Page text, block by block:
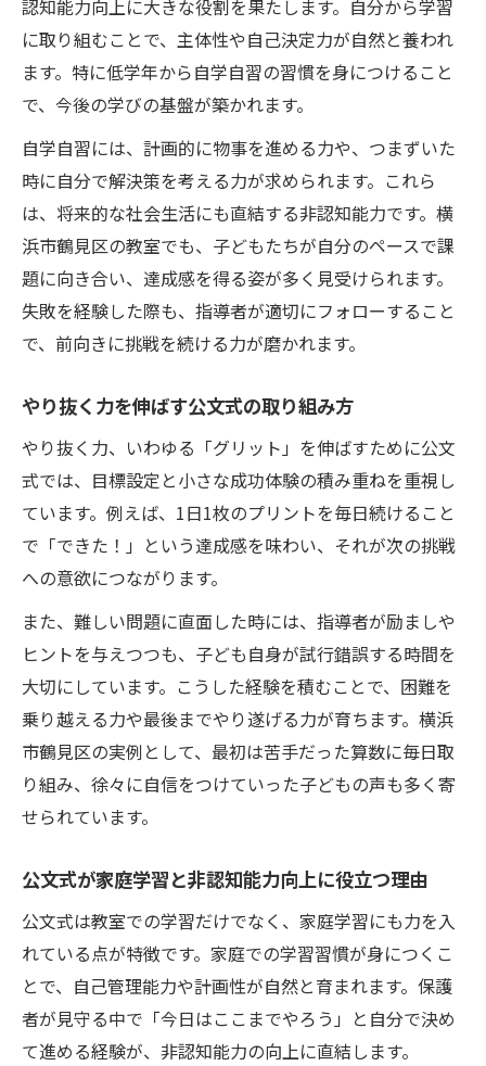
認知能力向上に大きな役割を果たします。自分から学習
に取り組むことで、主体性や自己決定力が自然と養われ
ます。特に低学年から自学自習の習慣を身につけること
で、今後の学びの基盤が築かれます。
自学自習には、計画的に物事を進める力や、つまずいた
時に自分で解決策を考える力が求められます。これら
は、将来的な社会生活にも直結する非認知能力です。横
浜市鶴見区の教室でも、子どもたちが自分のペースで課
題に向き合い、達成感を得る姿が多く見受けられます。
失敗を経験した際も、指導者が適切にフォローすること
で、前向きに挑戦を続ける力が磨かれます。
やり抜く力を伸ばす公文式の取り組み方
やり抜く力、いわゆる「グリット」を伸ばすために公文
式では、目標設定と小さな成功体験の積み重ねを重視し
ています。例えば、1日1枚のプリントを毎日続けること
で「できた！」という達成感を味わい、それが次の挑戦
への意欲につながります。
また、難しい問題に直面した時には、指導者が励ましや
ヒントを与えつつも、子ども自身が試行錯誤する時間を
大切にしています。こうした経験を積むことで、困難を
乗り越える力や最後までやり遂げる力が育ちます。横浜
市鶴見区の実例として、最初は苦手だった算数に毎日取
り組み、徐々に自信をつけていった子どもの声も多く寄
せられています。
公文式が家庭学習と非認知能力向上に役立つ理由
公文式は教室での学習だけでなく、家庭学習にも力を入
れている点が特徴です。家庭での学習習慣が身につくこ
とで、自己管理能力や計画性が自然と育まれます。保護
者が見守る中で「今日はここまでやろう」と自分で決め
て進める経験が、非認知能力の向上に直結します。